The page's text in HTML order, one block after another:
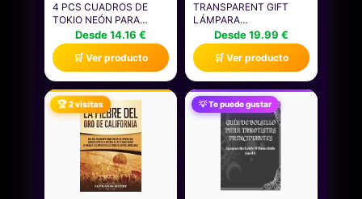
4 PCS CUADROS DE
TOKIO NEÓN PARA
PARED, IDEALES PARA
SALA DE ESTAR,
DECORACIÓN
CYBERPUNK, GARAJE,
DORMITORIO, ESTUDIO,
ARTE ANIME EN LIENZO,
PAISAJES URBANOS,
DECORACIÓN PARA
OFICINA Y HOGAR
30X30 CM
Desde 14.16 €
🛒 Ver producto
TRANSPARENT GIFT
LÁMPARA
PERSONALIZADA CON
TRES FOTOS PARA
MAMÁ. LÁMPARA PARA
EL DÍA DE LA MADRE.
REGALOS ORIGINALES Y
DE CUMPLEAÑOS PARA
MUJER. REGALOS PARA
MADRES.
Desde 19.99 €
🛒 Ver producto
🏆 2 visitas 💡 Te puede gustar